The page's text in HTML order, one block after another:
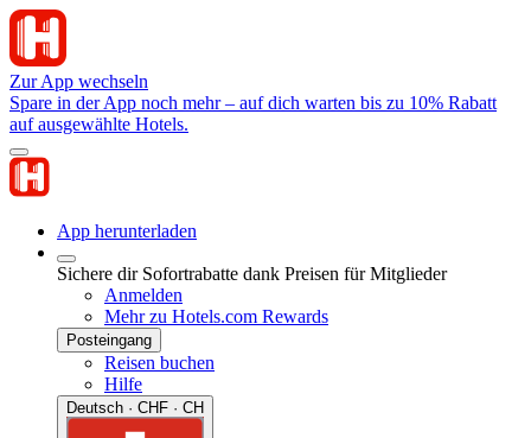
Zur App wechseln
Spare in der App noch mehr – auf dich warten bis zu 10% Rabatt
auf ausgewählte Hotels.
App herunterladen
Sichere dir Sofortrabatte dank Preisen für Mitglieder
Anmelden
Mehr zu Hotels.com Rewards
Posteingang
Reisen buchen
Hilfe
Deutsch · CHF · CH